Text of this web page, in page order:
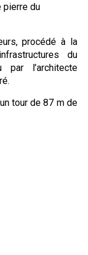
pierre du
procédé à la
du
par l’architecte
tour de 87 m de